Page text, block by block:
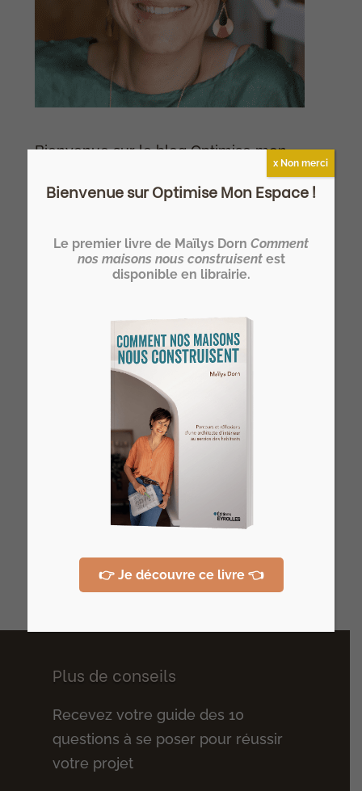
Bienvenue sur le blog Optimise mon
espace, ici on parle d'architecture
d'intérieur comme nulle part ailleurs !
de l’espace de l’habitat !
>> Notre formation architecte d'intérieur
Vous rêvez de devenir votre propre
architecte d’intérieur ?
>> Rejoignez l’Atelier HOME Découverte
et concrétisez votre projet !
Derniers articles
Plus de conseils
Recevez votre guide des 10
questions à se poser pour réussir
votre projet
Bienvenue sur Optimise Mon Espace !
Le premier livre de Maïlys Dorn Comment
nos maisons nous construisent est
disponible en librairie.
👉 Je découvre ce livre 👈
x Non merci